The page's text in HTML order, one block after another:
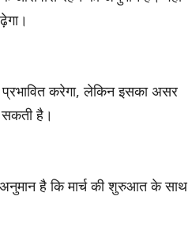
प्रभावित करेगा, लेकिन इसका असर
सकती है।
है कि मार्च की शुरुआत के साथ